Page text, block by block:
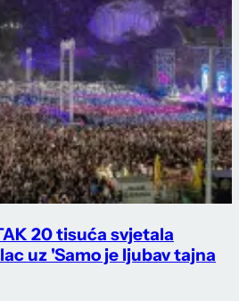
20 tisuća svjetala
uz 'Samo je ljubav tajna